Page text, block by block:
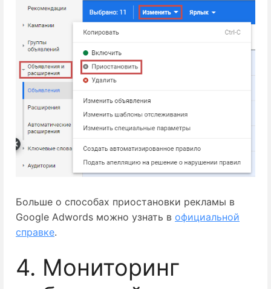
Больше о способах приостановки рекламы в
Google Adwords можно узнать в официальной
справке.
4. Мониторинг